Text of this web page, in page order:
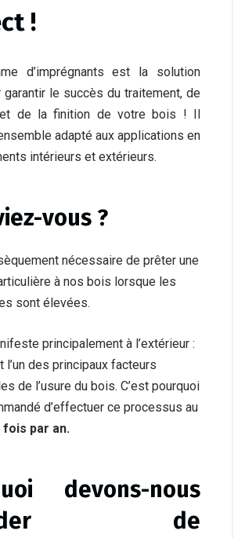
!
d’imprégnants est la solution
garantir le succès du traitement, de
et de la finition de votre bois ! Il
ensemble adapté aux applications en
intérieurs et extérieurs.
vous ?
nécessaire de prêter une
à nos bois lorsque les
sont élevées.
principalement à l’extérieur :
l’un des principaux facteurs
de l’usure du bois. C’est pourquoi
d’effectuer ce processus au
fois par an.
devons-nous
de